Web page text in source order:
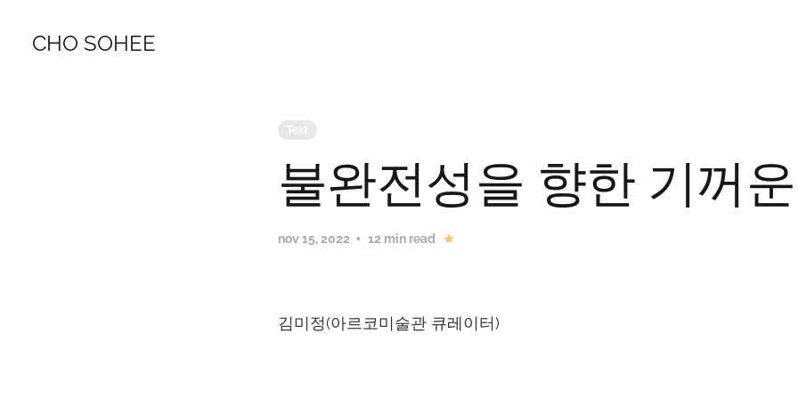
CHO SOHEE
Text
불완전성을 향한 기꺼
nov 15, 2022 12 min read
김미정(아르코미술관 큐레이터)